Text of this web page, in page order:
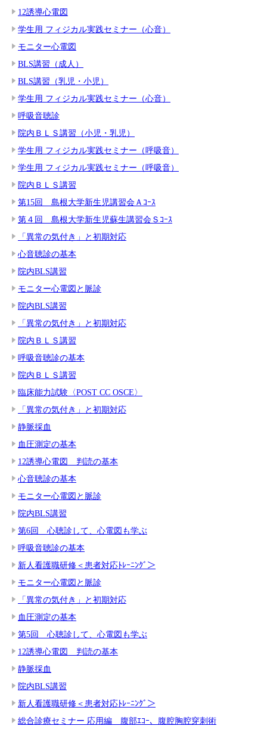
12誘導心電図
学生用 フィジカル実践セミナー（心音）
モニター心電図
BLS講習（成人）
BLS講習（乳児・小児）
学生用 フィジカル実践セミナー（心音）
呼吸音聴診
院内ＢＬＳ講習（小児・乳児）
学生用 フィジカル実践セミナー（呼吸音）
学生用 フィジカル実践セミナー（呼吸音）
院内ＢＬＳ講習
第15回 島根大学新生児講習会Ａｺｰｽ
第４回 島根大学新生児蘇生講習会Ｓｺｰｽ
「異常の気付き」と初期対応
心音聴診の基本
院内BLS講習
モニター心電図と脈診
院内BLS講習
「異常の気付き」と初期対応
院内ＢＬＳ講習
呼吸音聴診の基本
院内ＢＬＳ講習
臨床能力試験〈POST CC OSCE〉
「異常の気付き」と初期対応
静脈採血
血圧測定の基本
12誘導心電図 判読の基本
心音聴診の基本
モニター心電図と脈診
院内BLS講習
第6回 心聴診して、心電図も学ぶ
呼吸音聴診の基本
新人看護職研修＜患者対応ﾄﾚｰﾆﾝｸﾞ＞
モニター心電図と脈診
「異常の気付き」と初期対応
血圧測定の基本
第5回 心聴診して、心電図も学ぶ
12誘導心電図 判読の基本
静脈採血
院内BLS講習
新人看護職研修＜患者対応ﾄﾚｰﾆﾝｸﾞ＞
総合診療セミナー 応用編 腹部ｴｺｰ、腹腔胸腔穿刺術